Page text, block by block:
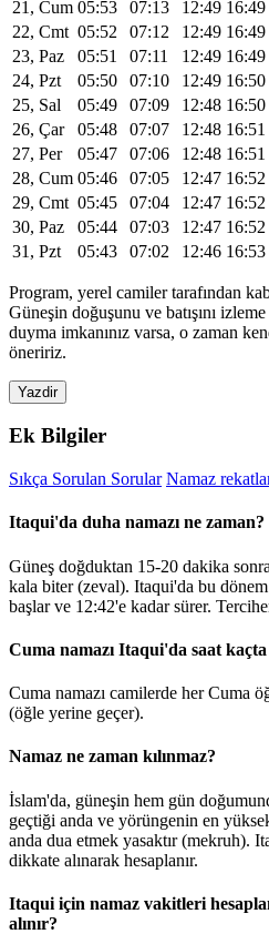
21, Cum 05:53 07:13 12:49 16:49
22, Cmt 05:52 07:12 12:49 16:49
23, Paz
05:51 07:11 12:49 16:49
24, Pzt
05:50 07:10 12:49 16:50
25, Sal
05:49 07:09 12:48 16:50
26, Çar
05:48 07:07 12:48 16:51
27, Per
05:47 07:06 12:48 16:51
28, Cum 05:46 07:05 12:47 16:52
29, Cmt 05:45 07:04 12:47 16:52
30, Paz
05:44 07:03 12:47 16:52
31, Pzt
05:43 07:02 12:46 16:53
Program, yerel camiler tarafından
Güneşin doğuşunu ve batışını
duyma imkanınız varsa, o zaman
öneririz.
Yazdir
Ek Bilgiler
Sıkça Sorulan Sorular Namaz
Itaqui'da duha namazı ne zaman?
Güneş doğduktan 15-20 dakika
kala biter (zeval). Itaqui'da bu
başlar ve 12:42'e kadar sürer.
Cuma namazı Itaqui'da saat kaçta
Cuma namazı camilerde her Cuma
(öğle yerine geçer).
Namaz ne zaman kılınmaz?
İslam'da, güneşin hem gün
geçtiği anda ve yörüngenin en
anda dua etmek yasaktır (mekruh).
dikkate alınarak hesaplanır.
Itaqui için namaz vakitleri
alınır?